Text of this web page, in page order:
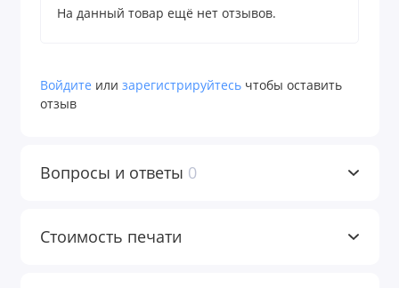
текста, подписей, изменение кол-ва фотографий.
На данный товар ещё нет отзывов.
Войдите или зарегистрируйтесь чтобы оставить
отзыв
Вопросы и ответы 0
Стоимость печати